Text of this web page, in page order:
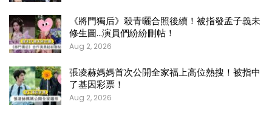
《將門獨后》殺青曬合照後續！被指發孟子義未
修生圖…演員們紛紛刪帖！
Aug 2, 2026
張凌赫媽媽首次公開全家福上高位熱搜！被指中
了基因彩票！
Aug 2, 2026